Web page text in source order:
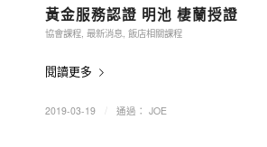
黃金服務認證 明池 棲蘭授證
協會課程 最新消息 飯店相關課程
閱讀更多
2019-03-19 通過： JOE